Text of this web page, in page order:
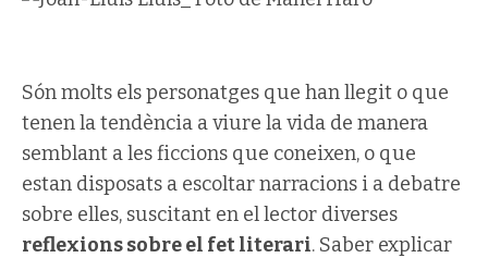
Són molts els personatges que han llegit o que
tenen la tendència a viure la vida de manera
semblant a les ficcions que coneixen, o que
estan disposats a escoltar narracions i a debatre
sobre elles, suscitant en el lector diverses
reflexions sobre el fet literari. Saber explicar